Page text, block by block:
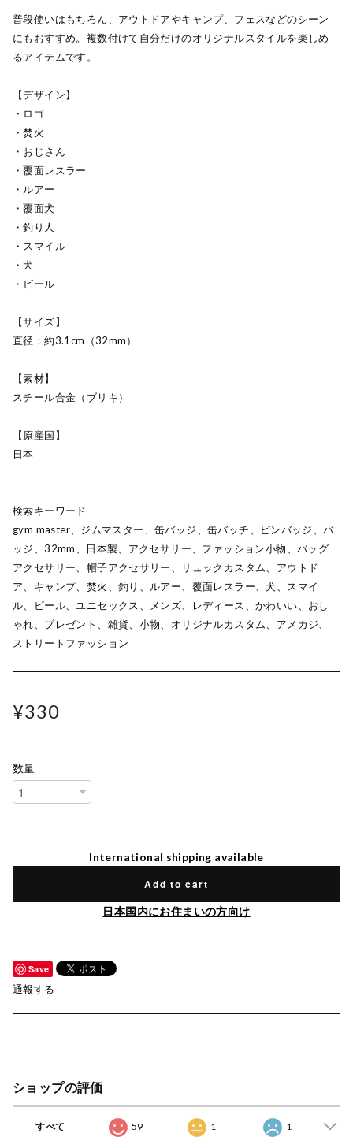
普段使いはもちろん、アウトドアやキャンプ、フェスなどのシーン
にもおすすめ。複数付けて自分だけのオリジナルスタイルを楽しめ
るアイテムです。
【デザイン】
・ロゴ
・焚火
・おじさん
・覆面レスラー
・ルアー
・覆面犬
・釣り人
・スマイル
・犬
・ビール
【サイズ】
直径：約3.1cm（32mm）
【素材】
スチール合金（ブリキ）
【原産国】
日本
検索キーワード
gym master、ジムマスター、缶バッジ、缶バッチ、ピンバッジ、バ
ッジ、32mm、日本製、アクセサリー、ファッション小物、バッグ
アクセサリー、帽子アクセサリー、リュックカスタム、アウトド
ア、キャンプ、焚火、釣り、ルアー、覆面レスラー、犬、スマイ
ル、ビール、ユニセックス、メンズ、レディース、かわいい、おし
ゃれ、プレゼント、雑貨、小物、オリジナルカスタム、アメカジ、
ストリートファッション
¥330
数量
International shipping available
Add to cart
日本国内にお住まいの方向け
Save
通報する
ショップの評価
すべて 59 1 1